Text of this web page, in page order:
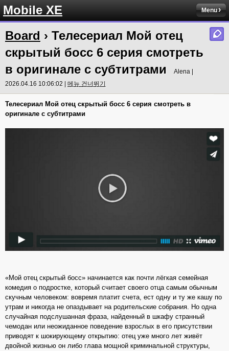
Mobile XE Menu
Board › Телесериал Мой отец
скрытый босс 6 серия смотреть
в оригинале с субтитрами
Alena |
2026.04.16 10:06:02 | 메뉴 건너뛰기
Телесериал Мой отец скрытый босс 6 серия смотреть в
оригинале с субтитрами
«Мой отец скрытый босс» начинается как почти лёгкая семейная
комедия о подростке, который считает своего отца самым обычным
скучным человеком: вовремя платит счета, ест одну и ту же кашу по
утрам и никогда не опаздывает на родительские собрания. Но одна
случайная подслушанная фраза, найденный в шкафу странный
чемодан или неожиданное поведение взрослых в его присутствии
приводят к шокирующему открытию: отец уже много лет живёт
двойной жизнью он либо глава мощной криминальной структуры,